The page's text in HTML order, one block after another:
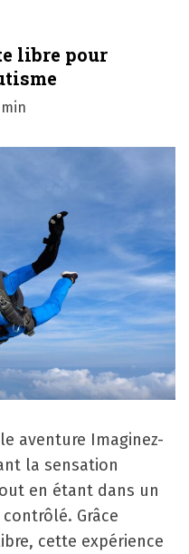
libre pour
aventure Imaginez-
la sensation
en étant dans un
Grâce
cette expérience